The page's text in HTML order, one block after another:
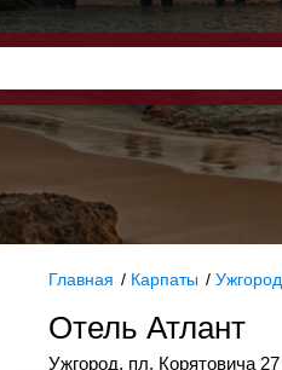
Главная / Карпаты /Ужгород
Отель Атлант
Ужгород, пл. Корятовича 27